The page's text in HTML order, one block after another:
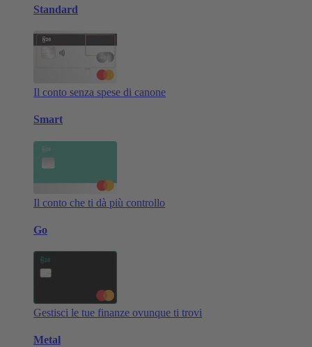
Standard
Il conto senza spese di canone
Smart
Il conto che ti dà più controllo
Go
Gestisci le tue finanze ovunque ti trovi
Metal